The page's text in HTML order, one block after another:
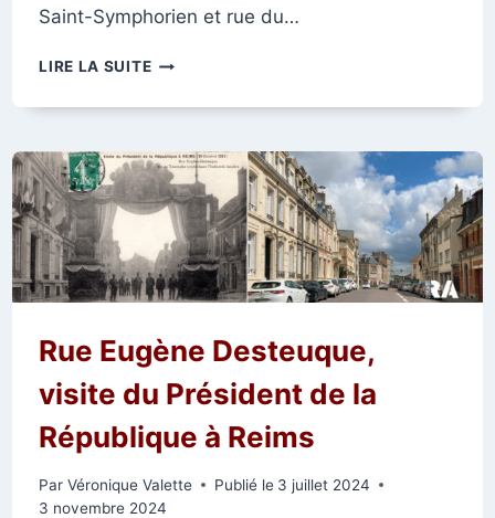
Saint-Symphorien et rue du…
LIRE LA SUITERUE
SYMPHORIEN
LA
GRANDE
GUERRE
Rue Eugène Desteuque,
visite du Président de la
République à Reims
Par Véronique Valette Publié le 3 juillet 2024
3 novembre 2024